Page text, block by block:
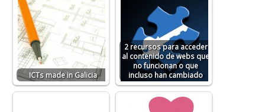
ICTs made in Galicia
2 recursos para acceder
al contenido de webs que
no funcionan o que
incluso han cambiado